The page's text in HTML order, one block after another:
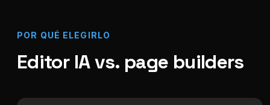
POR QUÉ ELEGIRLO
Editor IA vs. page builders